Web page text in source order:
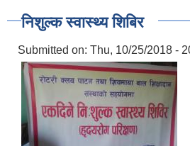
निशुल्क स्वास्थ्य शिबिर
Submitted on: Thu, 10/25/2018 -